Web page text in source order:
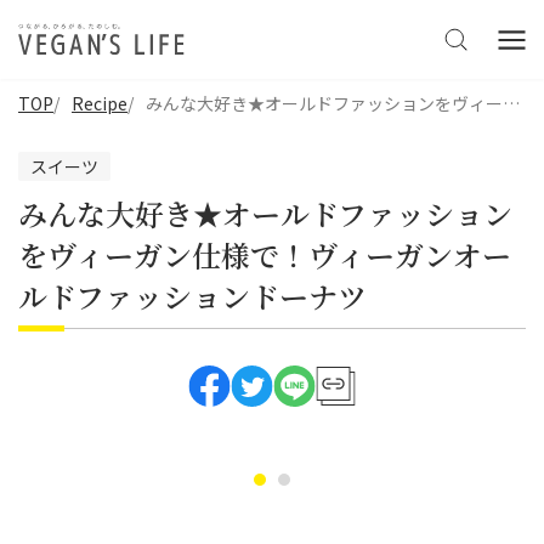
TOP Recipe みんな大好き★オールドファッションをヴィーガン仕様で！ヴィーガンオールドファッションドーナツ
スイーツ
みんな大好き★オールドファッション
をヴィーガン仕様で！ヴィーガンオー
ルドファッションドーナツ